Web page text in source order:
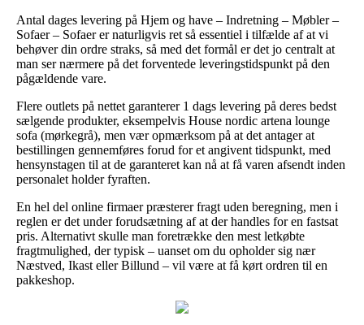
Antal dages levering på Hjem og have – Indretning – Møbler –
Sofaer – Sofaer er naturligvis ret så essentiel i tilfælde af at vi
behøver din ordre straks, så med det formål er det jo centralt at
man ser nærmere på det forventede leveringstidspunkt på den
pågældende vare.
Flere outlets på nettet garanterer 1 dags levering på deres bedst
sælgende produkter, eksempelvis House nordic artena lounge
sofa (mørkegrå), men vær opmærksom på at det antager at
bestillingen gennemføres forud for et angivent tidspunkt, med
hensynstagen til at de garanteret kan nå at få varen afsendt inden
personalet holder fyraften.
En hel del online firmaer præsterer fragt uden beregning, men i
reglen er det under forudsætning af at der handles for en fastsat
pris. Alternativt skulle man foretrække den mest letkøbte
fragtmulighed, der typisk – uanset om du opholder sig nær
Næstved, Ikast eller Billund – vil være at få kørt ordren til en
pakkeshop.